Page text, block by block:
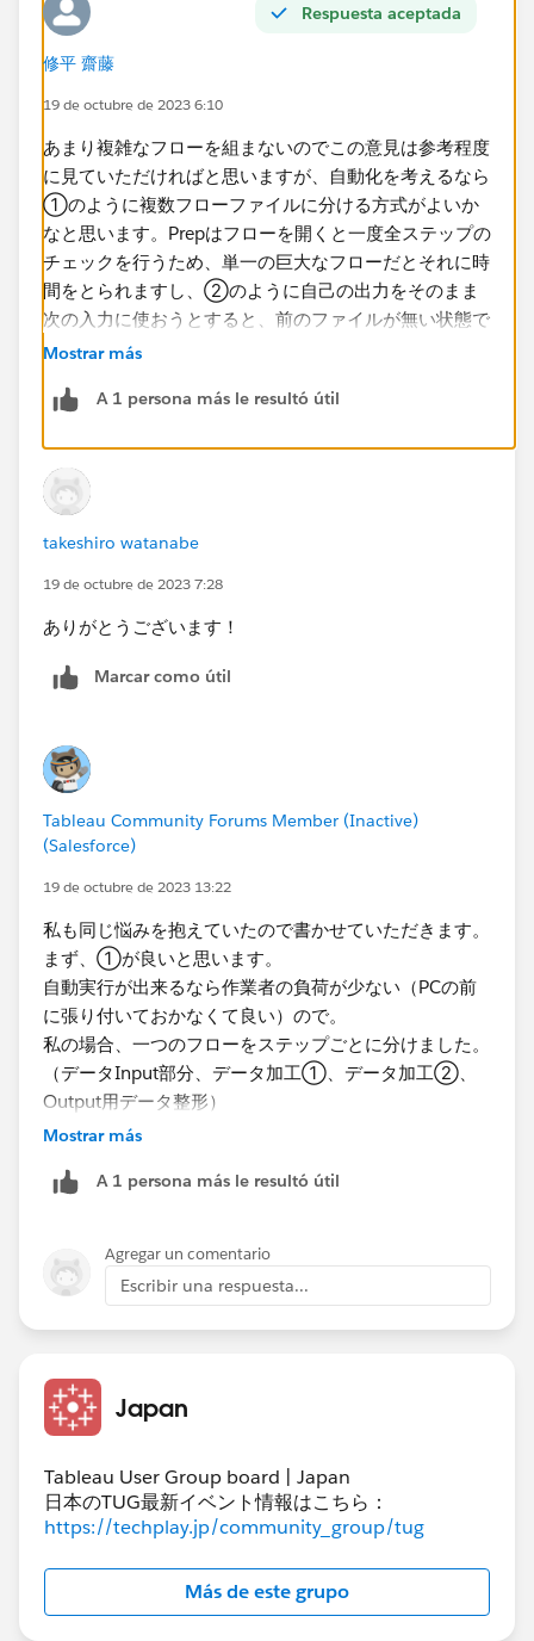
Respuesta aceptada
修平 齋藤
19 de octubre de 2023 6:10
あまり複雑なフローを組まないのでこの意見は参考程度
に見ていただければと思いますが、自動化を考えるなら
①のように複数フローファイルに分ける方式がよいか
なと思います。Prepはフローを開くと一度全ステップの
チェックを行うため、単一の巨大なフローだとそれに時
間をとられますし、②のように自己の出力をそのまま
次の入力に使おうとすると、前のファイルが無い状態で
はエラーを起こします。
「フローファイルAの処理が終わったらフローファイル
バッチ処理することができます。ただ、処理終了までの
待機時間を見ないといけないので、バッチの組み方は工
夫が必要だとは思います。公式ヘルプのリンクを下に貼
りますが、ネットで検索すると有志のブログなども出て
コマンド ラインからフロー出力ファイルを更新 -
Tableau
Add-onを導入している場合はフローの定期実行とリン
クスケジュールが実行できるので、今は導入していない
ァイルを分けたほうが都合がいいのかなと思います。
Mostrar más
A 1 persona más le resultó útil
takeshiro watanabe
19 de octubre de 2023 7:28
ありがとうございます！
Marcar como útil
Tableau Community Forums Member (Inactive)
(Salesforce)
19 de octubre de 2023 13:22
私も同じ悩みを抱えていたので書かせていただきます。
まず、①が良いと思います。
自動実行が出来るなら作業者の負荷が少ない（PCの前
に張り付いておかなくて良い）ので。​
私の場合、一つのフローをステップごとに分けました。
（データInput部分、データ加工①、データ加工②、
Output用データ整形）
お使いの環境（製品やセキュリティ権限など）によって
アント先ではAのみOKで、B,Cは他影響懸念よりNoでし
た。。。
A.Tableau Prep Conductor（有償）で実行
B.コマンドラインまたはWindowsの「タスクスケジュ
C.Tableau Server Client（Python）で実行
量のため、PrepフローでのTableau Serverへのパブリッ
シュに時間がかかりすぎたので、その部分はSQLで対応
しました。（対応前：40分 → 対応後：3分）
Mostrar más
A 1 persona más le resultó útil
Agregar un comentario
Escribir una respuesta...
Japan
Tableau User Group board | Japan
日本のTUG最新イベント情報はこちら：
https://techplay.jp/community_group/tug
Más de este grupo